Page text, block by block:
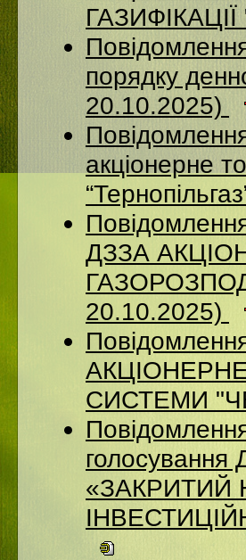
порядку
20.10.2025)
акціонерне
ДЗЗА
20.10.2025)
СИСТЕМИ
«ЗАКРИТИЙ